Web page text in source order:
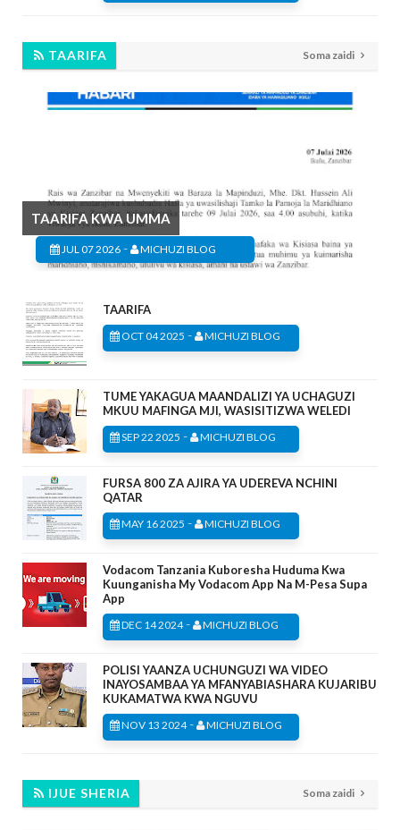
TAARIFA Soma zaidi
TAARIFA KWA UMMA
JUL 07 2026 - MICHUZI BLOG
TAARIFA
OCT 04 2025 - MICHUZI BLOG
TUME YAKAGUA MAANDALIZI YA UCHAGUZI
MKUU MAFINGA MJI, WASISITIZWA WELEDI
SEP 22 2025 - MICHUZI BLOG
FURSA 800 ZA AJIRA YA UDEREVA NCHINI
QATAR
MAY 16 2025 - MICHUZI BLOG
Vodacom Tanzania Kuboresha Huduma Kwa
Kuunganisha My Vodacom App Na M-Pesa Supa
App
DEC 14 2024- MICHUZI BLOG
POLISI YAANZA UCHUNGUZI WA VIDEO
INAYOSAMBAA YA MFANYABIASHARA KUJARIBU
KUKAMATWA KWA NGUVU
NOV 13 2024- MICHUZI BLOG
IJUE SHERIA Soma zaidi